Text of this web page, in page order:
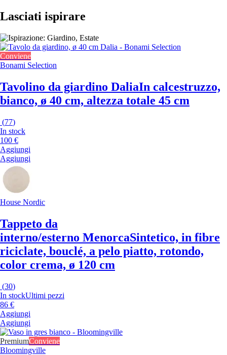
Lasciati ispirare
Conviene
Bonami Selection
Tavolino da giardino DaliaIn calcestruzzo,
bianco, ø 40 cm, altezza totale 45 cm
(77)
In stock
100 €
Aggiungi
Aggiungi
House Nordic
Tappeto da
interno/esterno MenorcaSintetico, in fibre
riciclate, bouclé, a pelo piatto, rotondo,
color crema, ø 120 cm
(30)
In stockUltimi pezzi
86 €
Aggiungi
Aggiungi
PremiumConviene
Bloomingville